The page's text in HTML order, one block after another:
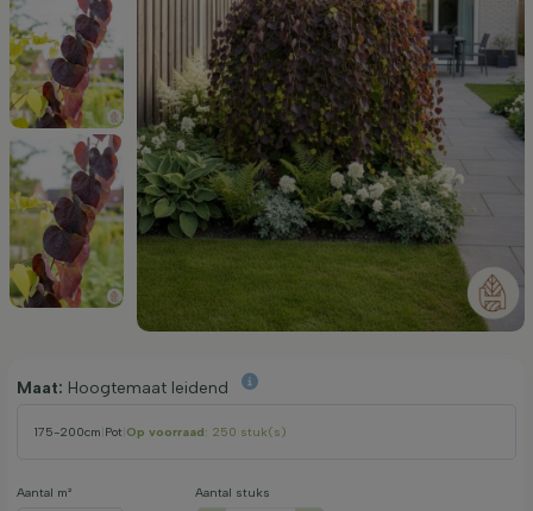
Maat: Hoogtemaat leidend
175-200cm Pot Op voorraad: 250 stuk(s)
Aantal m² Aantal stuks